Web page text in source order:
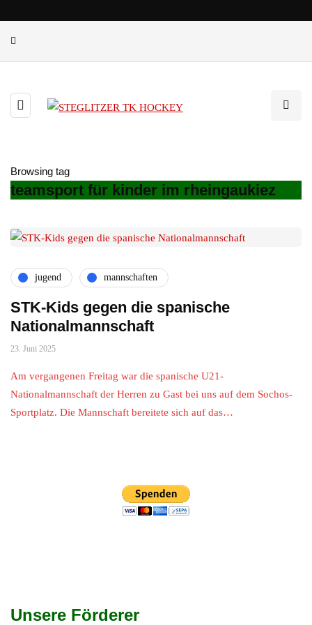
Browsing tag
teamsport für kinder im rheingaukiez
jugend mannschaften
STK-Kids gegen die spanische
Nationalmannschaft
23. Juni 2025
Am vergangenen Freitag war die spanische U21-
Nationalmannschaft der Herren zu Gast bei uns auf dem Sochos-
Sportplatz. Die Mannschaft bereitete sich auf das…
Unsere Förderer